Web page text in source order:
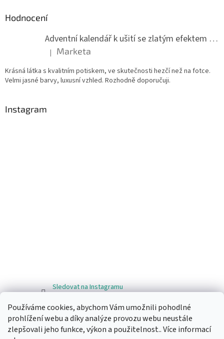
Používáme cookies, abychom Vám umožnili pohodlné
prohlížení webu a díky analýze provozu webu neustále
zlepšovali jeho funkce, výkon a použitelnost.. Více informací
Hodnocení
Adventní kalendář k ušití se zlatým efektem 042Q
Hodnocení produktu je 5 z 5 hvězdiček.
| Marketa
Krásná látka s kvalitním potiskem, ve skutečnosti hezčí než na fotce.
Velmi jasné barvy, luxusní vzhled. Rozhodně doporučuji.
Instagram
Sledovat na Instagramu
Facebook